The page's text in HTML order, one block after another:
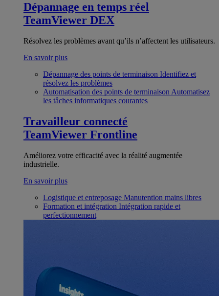
Dépannage en temps réel
TeamViewer DEX
Résolvez les problèmes avant qu’ils n’affectent les utilisateurs.
En savoir plus
Dépannage des points de terminaison Identifiez et
résolvez les problèmes
Automatisation des points de terminaison Automatisez
les tâches informatiques courantes
Travailleur connecté
TeamViewer Frontline
Améliorez votre efficacité avec la réalité augmentée
industrielle.
En savoir plus
Logistique et entreposage Manutention mains libres
Formation et intégration Intégration rapide et
perfectionnement